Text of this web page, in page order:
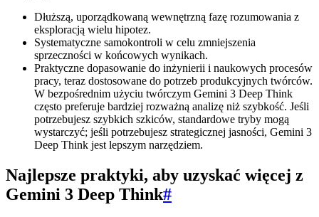
Dłuższą, uporządkowaną wewnętrzną fazę rozumowania z
eksploracją wielu hipotez.
Systematyczne samokontroli w celu zmniejszenia
sprzeczności w końcowych wynikach.
Praktyczne dopasowanie do inżynierii i naukowych procesów
pracy, teraz dostosowane do potrzeb produkcyjnych twórców.
W bezpośrednim użyciu twórczym Gemini 3 Deep Think
często preferuje bardziej rozważną analizę niż szybkość. Jeśli
potrzebujesz szybkich szkiców, standardowe tryby mogą
wystarczyć; jeśli potrzebujesz strategicznej jasności, Gemini 3
Deep Think jest lepszym narzędziem.
Najlepsze praktyki, aby uzyskać więcej z
Gemini 3 Deep Think#